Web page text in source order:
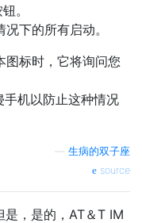
。
下的所有启动。
图标时，它将询问您
机以防止这种情况
生病的双子座
source
是，是的，AT＆T IM